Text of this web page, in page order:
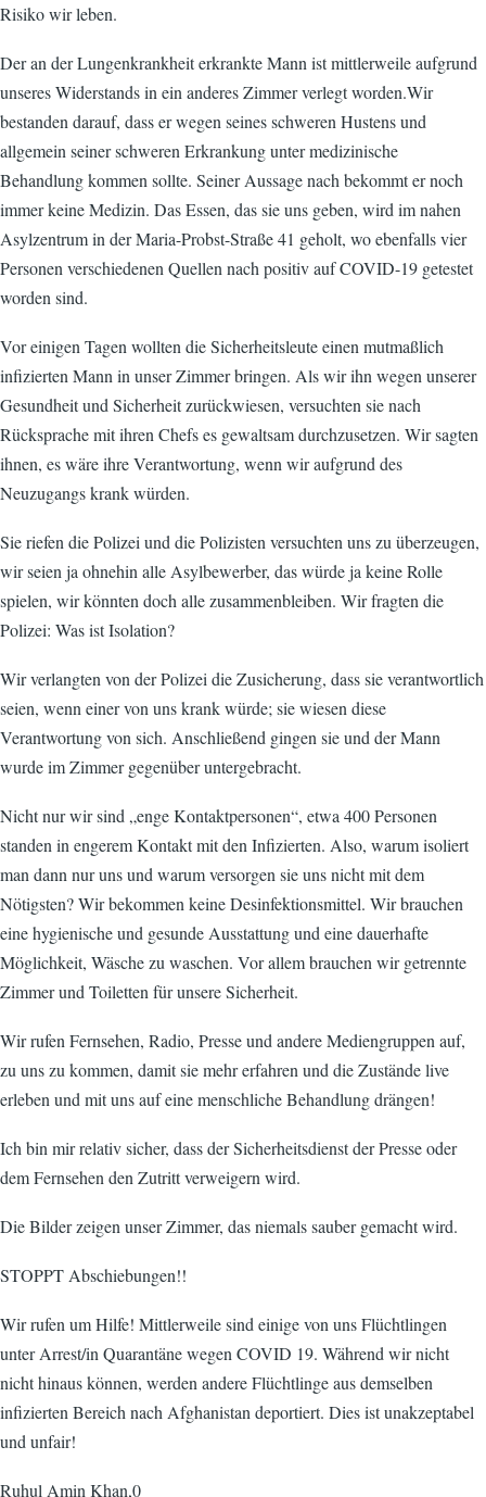
Risiko wir leben.
Der an der Lungenkrankheit erkrankte Mann ist mittlerweile aufgrund
unseres Widerstands in ein anderes Zimmer verlegt worden.Wir
bestanden darauf, dass er wegen seines schweren Hustens und
allgemein seiner schweren Erkrankung unter medizinische
Behandlung kommen sollte. Seiner Aussage nach bekommt er noch
immer keine Medizin. Das Essen, das sie uns geben, wird im nahen
Asylzentrum in der Maria-Probst-Straße 41 geholt, wo ebenfalls vier
Personen verschiedenen Quellen nach positiv auf COVID-19 getestet
worden sind.
Vor einigen Tagen wollten die Sicherheitsleute einen mutmaßlich
infizierten Mann in unser Zimmer bringen. Als wir ihn wegen unserer
Gesundheit und Sicherheit zurückwiesen, versuchten sie nach
Rücksprache mit ihren Chefs es gewaltsam durchzusetzen. Wir sagten
ihnen, es wäre ihre Verantwortung, wenn wir aufgrund des
Neuzugangs krank würden.
Sie riefen die Polizei und die Polizisten versuchten uns zu überzeugen,
wir seien ja ohnehin alle Asylbewerber, das würde ja keine Rolle
spielen, wir könnten doch alle zusammenbleiben. Wir fragten die
Polizei: Was ist Isolation?
Wir verlangten von der Polizei die Zusicherung, dass sie verantwortlich
seien, wenn einer von uns krank würde; sie wiesen diese
Verantwortung von sich. Anschließend gingen sie und der Mann
wurde im Zimmer gegenüber untergebracht.
Nicht nur wir sind „enge Kontaktpersonen“, etwa 400 Personen
standen in engerem Kontakt mit den Infizierten. Also, warum isoliert
man dann nur uns und warum versorgen sie uns nicht mit dem
Nötigsten? Wir bekommen keine Desinfektionsmittel. Wir brauchen
eine hygienische und gesunde Ausstattung und eine dauerhafte
Möglichkeit, Wäsche zu waschen. Vor allem brauchen wir getrennte
Zimmer und Toiletten für unsere Sicherheit.
Wir rufen Fernsehen, Radio, Presse und andere Mediengruppen auf,
zu uns zu kommen, damit sie mehr erfahren und die Zustände live
erleben und mit uns auf eine menschliche Behandlung drängen!
Ich bin mir relativ sicher, dass der Sicherheitsdienst der Presse oder
dem Fernsehen den Zutritt verweigern wird.
Die Bilder zeigen unser Zimmer, das niemals sauber gemacht wird.
STOPPT Abschiebungen!!
Wir rufen um Hilfe! Mittlerweile sind einige von uns Flüchtlingen
unter Arrest/in Quarantäne wegen COVID 19. Während wir nicht
nicht hinaus können, werden andere Flüchtlinge aus demselben
infizierten Bereich nach Afghanistan deportiert. Dies ist unakzeptabel
und unfair!
Ruhul Amin Khan,0